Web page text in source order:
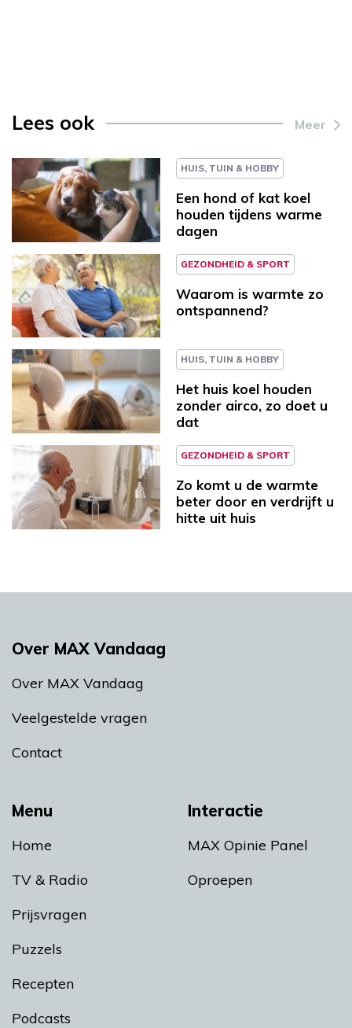
Lees ook Meer
HUIS, TUIN & HOBBY
Een hond of kat koel
houden tijdens warme
dagen
GEZONDHEID & SPORT
Waarom is warmte zo
ontspannend?
HUIS, TUIN & HOBBY
Het huis koel houden
zonder airco, zo doet u
dat
GEZONDHEID & SPORT
Zo komt u de warmte
beter door en verdrijft u
hitte uit huis
Menu
Home
TV & Radio
Prijsvragen
Puzzels
Recepten
Podcasts
Interactie
MAX Opinie Panel
Oproepen
Over MAX Vandaag
Over MAX Vandaag
Veelgestelde vragen
Contact